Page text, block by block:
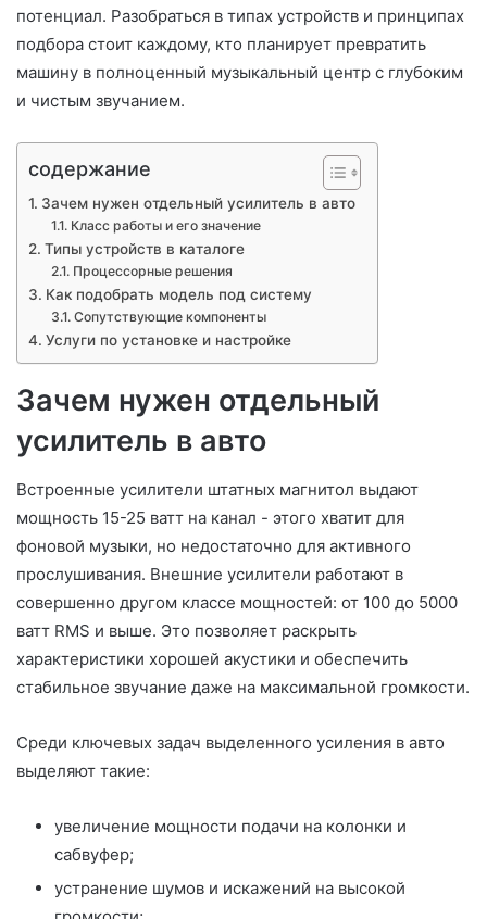
потенциал. Разобраться в типах устройств и принципах
подбора стоит каждому, кто планирует превратить
машину в полноценный музыкальный центр с глубоким
и чистым звучанием.
содержание
Зачем нужен отдельный усилитель в авто
Класс работы и его значение
Типы устройств в каталоге
Процессорные решения
Как подобрать модель под систему
Сопутствующие компоненты
Услуги по установке и настройке
Зачем нужен отдельный
усилитель в авто
Встроенные усилители штатных магнитол выдают
мощность 15-25 ватт на канал - этого хватит для
фоновой музыки, но недостаточно для активного
прослушивания. Внешние усилители работают в
совершенно другом классе мощностей: от 100 до 5000
ватт RMS и выше. Это позволяет раскрыть
характеристики хорошей акустики и обеспечить
стабильное звучание даже на максимальной громкости.
Среди ключевых задач выделенного усиления в авто
выделяют такие:
увеличение мощности подачи на колонки и
сабвуфер;
устранение шумов и искажений на высокой